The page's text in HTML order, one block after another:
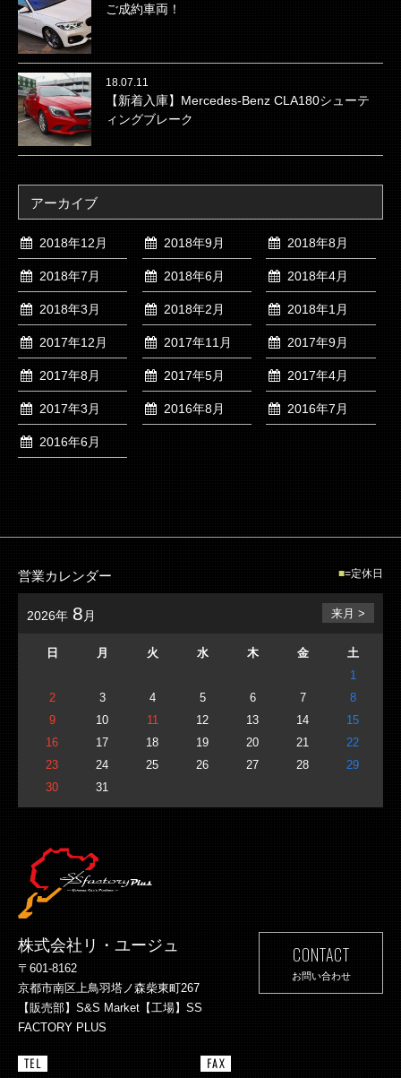
ご成約車両！
18.07.11
【新着入庫】Mercedes-Benz CLA180シューテ
ィングブレーク
アーカイブ
2018年12月 2018年9月 2018年8月
2018年7月 2018年6月 2018年4月
2018年3月 2018年2月 2018年1月
2017年12月 2017年11月 2017年9月
2017年8月 2017年5月 2017年4月
2017年3月 2016年8月 2016年7月
2016年6月
営業カレンダー =定休日
2026年 8 月 来月 >
日 月 火 水 木 金
土
1
2
3 4 5 6 7
8
9
10 11 12 13 14
15
16
17 18 19 20 21
22
23
24 25 26 27 28
29
30
31
株式会社リ・ユージュ
〒601-8162
京都市南区上鳥羽塔ノ森柴東町267
【販売部】S&S Market【工場】SS
FACTORY PLUS
CONTACT
お問い合わせ
TEL FAX